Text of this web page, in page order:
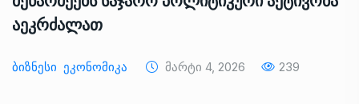
აეკრძალათ
Ბიზნესი Ეკონომიკა Მარტი 4, 2026 239